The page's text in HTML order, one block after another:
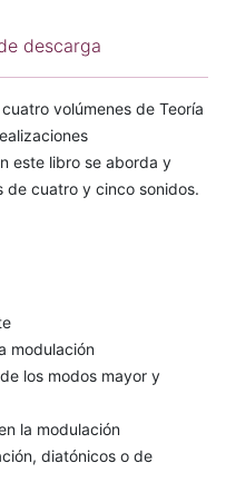
descarga
volúmenes de Teoría
este libro se aborda y
cuatro y cinco sonidos.
modulación
los modos mayor y
la modulación
diatónicos o de